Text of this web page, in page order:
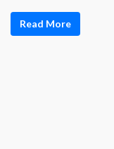
Read More